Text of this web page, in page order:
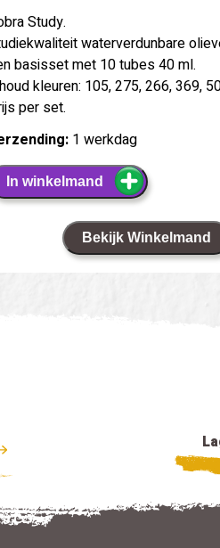
Study.
waterverdunbare
basisset met 10 tubes 40 ml.
kleuren: 105, 275, 266, 369,
per set.
1 werkdag
In winkelmand
Bekijk Winkelmand